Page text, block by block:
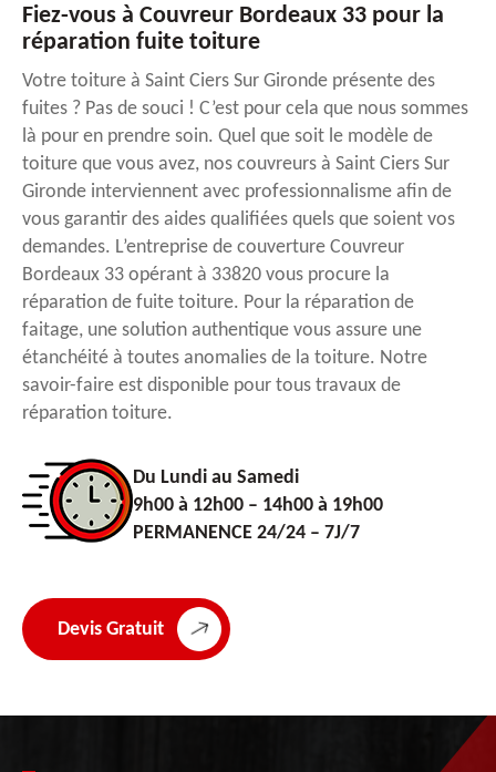
Fiez-vous à Couvreur Bordeaux 33 pour la
réparation fuite toiture
Votre toiture à Saint Ciers Sur Gironde présente des
fuites ? Pas de souci ! C’est pour cela que nous sommes
là pour en prendre soin. Quel que soit le modèle de
toiture que vous avez, nos couvreurs à Saint Ciers Sur
Gironde interviennent avec professionnalisme afin de
vous garantir des aides qualifiées quels que soient vos
demandes. L’entreprise de couverture Couvreur
Bordeaux 33 opérant à 33820 vous procure la
réparation de fuite toiture. Pour la réparation de
faitage, une solution authentique vous assure une
étanchéité à toutes anomalies de la toiture. Notre
savoir-faire est disponible pour tous travaux de
réparation toiture.
Du Lundi au Samedi
9h00 à 12h00 – 14h00 à 19h00
PERMANENCE 24/24 – 7J/7
Devis Gratuit